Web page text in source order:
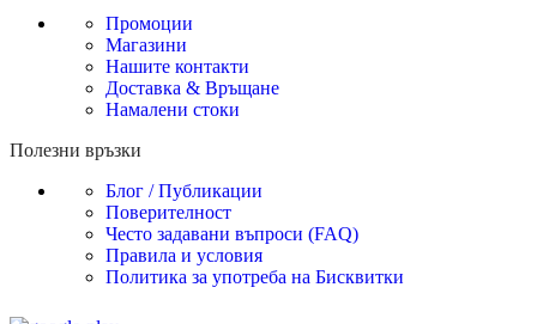
Промоции
Магазини
Нашите контакти
Доставка & Връщане
Намалени стоки
Полезни връзки
Блог / Публикации
Поверителност
Често задавани въпроси (FAQ)
Правила и условия
Политика за употреба на Бисквитки